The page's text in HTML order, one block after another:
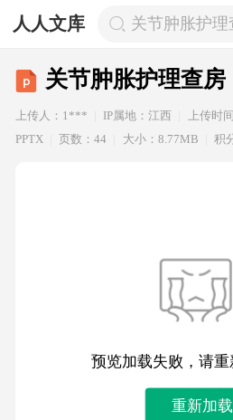
人人文库 关节肿胀护理
关节肿胀护理查房
上传人：1*** IP属地：江西 上传时
PPTX
页数：44 大小：8.77MB 积
预览加载失败，请
重新加载